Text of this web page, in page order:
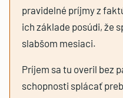
pravidelné príjmy z
ich základe posúdi, že
slabšom mesiaci.
Príjem sa tu overil bez
schopnosti splácať